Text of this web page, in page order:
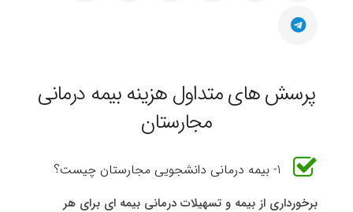
پرسش های متداول هزینه بیمه درمانی
مجارستان
1- بیمه درمانی دانشجویی مجارستان چیست؟
برخورداری از بیمه و تسهیلات درمانی بیمه ای برای هر